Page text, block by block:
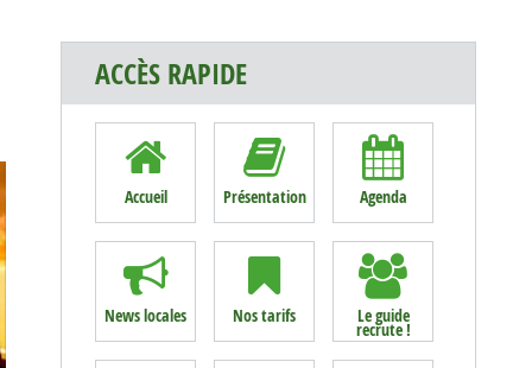
ACCÈS RAPIDE
Accueil Présentation Agenda
News locales Nos tarifs Le guide
recrute !